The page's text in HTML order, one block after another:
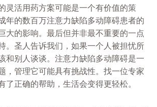
灵活用药方案可能是一个有价值的策
年的数百万注意力缺陷多动障碍患者的
大的影响。最后但并非最不重要的一点
。圣人告诉我们，如果一个人被担忧所
和别人谈谈。注意力缺陷多动障碍是一
，管理它可能具有挑战性。找一位专家
了正确的帮助，生活会变得更轻松。